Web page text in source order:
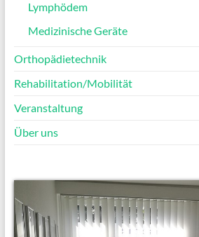
Lymphödem
Medizinische Geräte
Orthopädietechnik
Rehabilitation/Mobilität
Veranstaltung
Über uns